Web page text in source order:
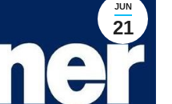
JUN
21